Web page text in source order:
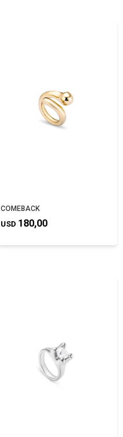
COMEBACK
USD 180,00